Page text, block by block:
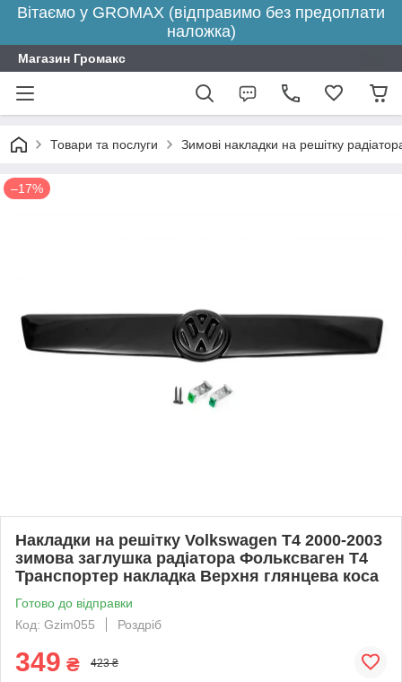
Вітаємо у GROMAX (відправимо без предоплати
наложка)
Магазин Громакс
Товари та послуги Зимові накладки на решітку
–17%
Накладки на решітку Volkswagen T4 2000-2003
зимова заглушка радіатора Фольксваген Т4
Транспортер накладка Верхня глянцева коса
Готово до відправки
Код: Gzim055
Роздріб
349 ₴ 423 ₴